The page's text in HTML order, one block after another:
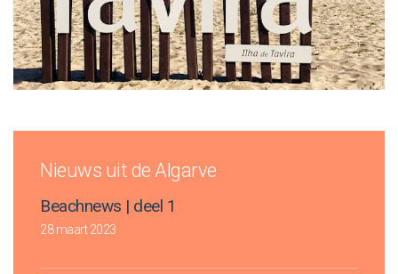
Nieuws uit de Algarve
Beachnews | deel 1
28 maart 2023